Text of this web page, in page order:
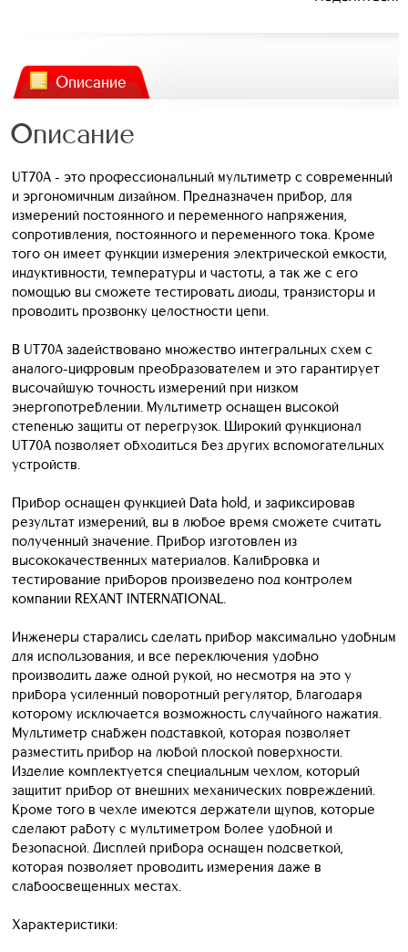
Описание
Описание
UT70A - это профессиональный мультиметр с современный
и эргономичным дизайном. Предназначен прибор, для
измерений постоянного и переменного напряжения,
сопротивления, постоянного и переменного тока. Кроме
того он имеет функции измерения электрической емкости,
индуктивности, температуры и частоты, а так же с его
помощью вы сможете тестировать диоды, транзисторы и
проводить прозвонку целостности цепи.
В UT70A задействовано множество интегральных схем с
аналого-цифровым преобразователем и это гарантирует
высочайшую точность измерений при низком
энергопотреблении. Мультиметр оснащен высокой
степенью защиты от перегрузок. Широкий функционал
UT70A позволяет обходиться без других вспомогательных
устройств.
Прибор оснащен функцией Data hold, и зафиксировав
результат измерений, вы в любое время сможете считать
полученный значение. Прибор изготовлен из
высококачественных материалов. Калибровка и
тестирование приборов произведено под контролем
компании REXANT INTERNATIONAL.
Инженеры старались сделать прибор максимально удобным
для использования, и все переключения удобно
производить даже одной рукой, но несмотря на это у
прибора усиленный поворотный регулятор, благодаря
которому исключается возможность случайного нажатия.
Мультиметр снабжен подставкой, которая позволяет
разместить прибор на любой плоской поверхности.
Изделие комплектуется специальным чехлом, который
защитит прибор от внешних механических повреждений.
Кроме того в чехле имеются держатели щупов, которые
сделают работу с мультиметром более удобной и
безопасной. Дисплей прибора оснащен подсветкой,
которая позволяет проводить измерения даже в
слабоосвещенных местах.
Характеристики: